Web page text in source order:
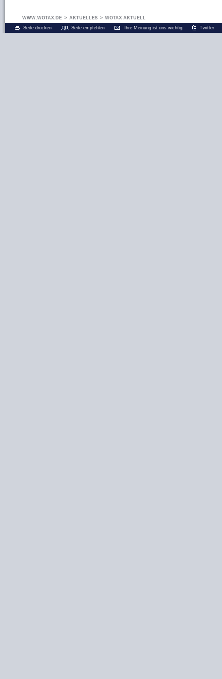
WWW.WOTAX.DE > AKTUELLES > WOTAX AKTUELL
Seite drucken
Seite empfehlen Ihre Meinung ist uns wichtig Twitter